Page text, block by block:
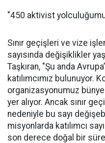
"450 aktivist
Sınır geçişleri ve vize
sayısında değişiklikler
Taşkıran, "Şu anda
katılımcımız bulunuyor.
organizasyonumuz
yer alıyor. Ancak sınır
nedeniyle bu sayı
misyonlarda katılımcı
son derece doğal bir